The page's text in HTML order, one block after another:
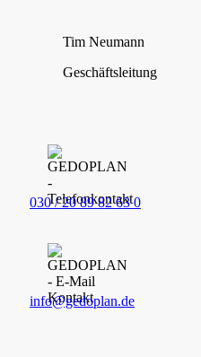
Tim Neumann
Geschäftsleitung
030 / 20 89 82 63 0
info@gedoplan.de